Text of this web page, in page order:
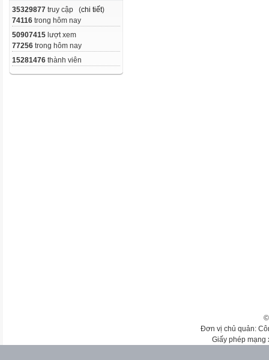
35329877 truy cập (chi tiết)
74116 trong hôm nay
50907415 lượt xem
77256 trong hôm nay
15281476 thành viên
Đơn vị chủ quản:
Giấy phép mạng